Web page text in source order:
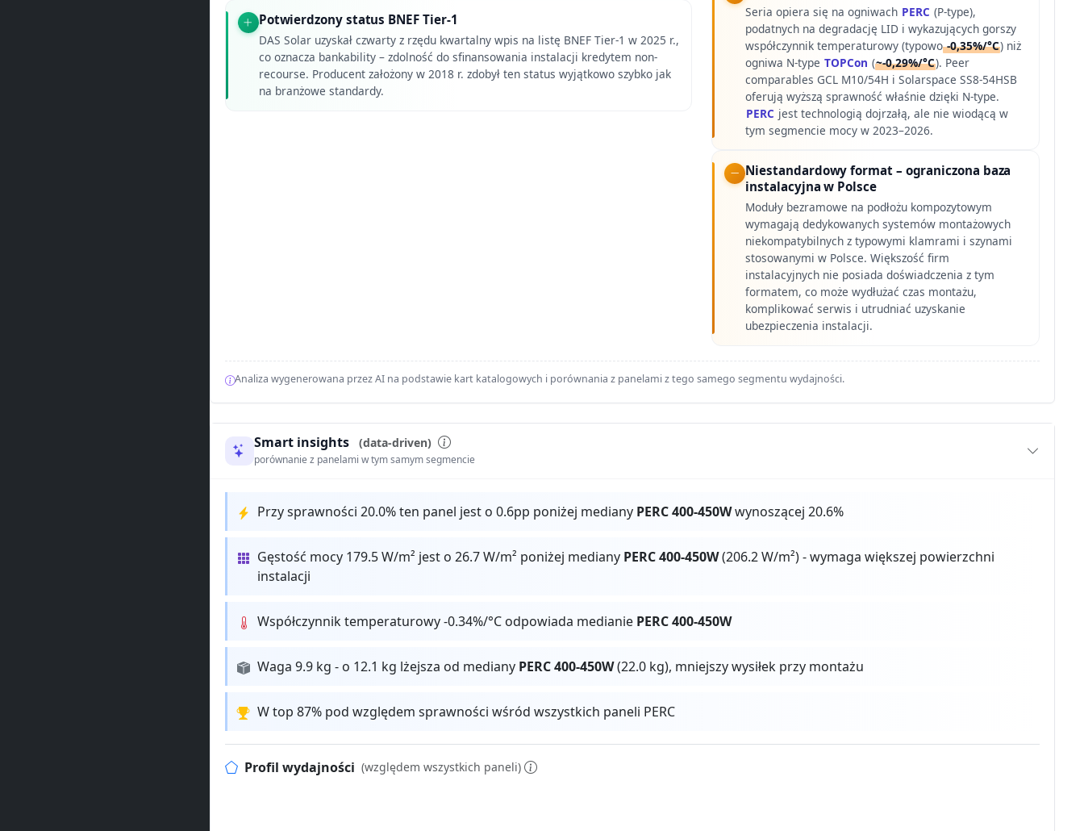
Potwierdzony status BNEF Tier-1
DAS Solar uzyskał czwarty z rzędu kwartalny wpis na listę BNEF Tier-1 w 2025 r.,
co oznacza bankability – zdolność do sfinansowania instalacji kredytem non-
recourse. Producent założony w 2018 r. zdobył ten status wyjątkowo szybko jak
na branżowe standardy.
Seria opiera się na ogniwach PERC (P-type),
podatnych na degradację LID i wykazujących gorszy
współczynnik temperaturowy (typowo-0,35%/°C) niż
ogniwa N-type TOPCon (~-0,29%/°C). Peer
comparables GCL M10/54H i Solarspace SS8-54HSB
oferują wyższą sprawność właśnie dzięki N-type.
PERC jest technologią dojrzałą, ale nie wiodącą w
tym segmencie mocy w 2023–2026.
Niestandardowy format – ograniczona baza
instalacyjna w Polsce
Moduły bezramowe na podłożu kompozytowym
wymagają dedykowanych systemów montażowych
niekompatybilnych z typowymi klamrami i szynami
stosowanymi w Polsce. Większość firm
instalacyjnych nie posiada doświadczenia z tym
formatem, co może wydłużać czas montażu,
komplikować serwis i utrudniać uzyskanie
ubezpieczenia instalacji.
Analiza wygenerowana przez AI na podstawie kart katalogowych i porównania z panelami z tego samego segmentu wydajności.
Smart insights (data-driven)
porównanie z panelami w tym samym segmencie
Przy sprawności 20.0% ten panel jest o 0.6pp poniżej mediany PERC 400-450Wwynoszącej 20.6%
Gęstość mocy 179.5 W/m² jest o 26.7 W/m² poniżej mediany PERC 400-450W(206.2 W/m²) - wymaga większej powierzchni
instalacji
Współczynnik temperaturowy -0.34%/°C odpowiada medianie PERC 400-450W
Waga 9.9 kg - o 12.1 kg lżejsza od mediany PERC 400-450W(22.0 kg), mniejszy wysiłek przy montażu
W top 87% pod względem sprawności wśród wszystkich paneli PERC
Profil wydajności (względem wszystkich paneli)